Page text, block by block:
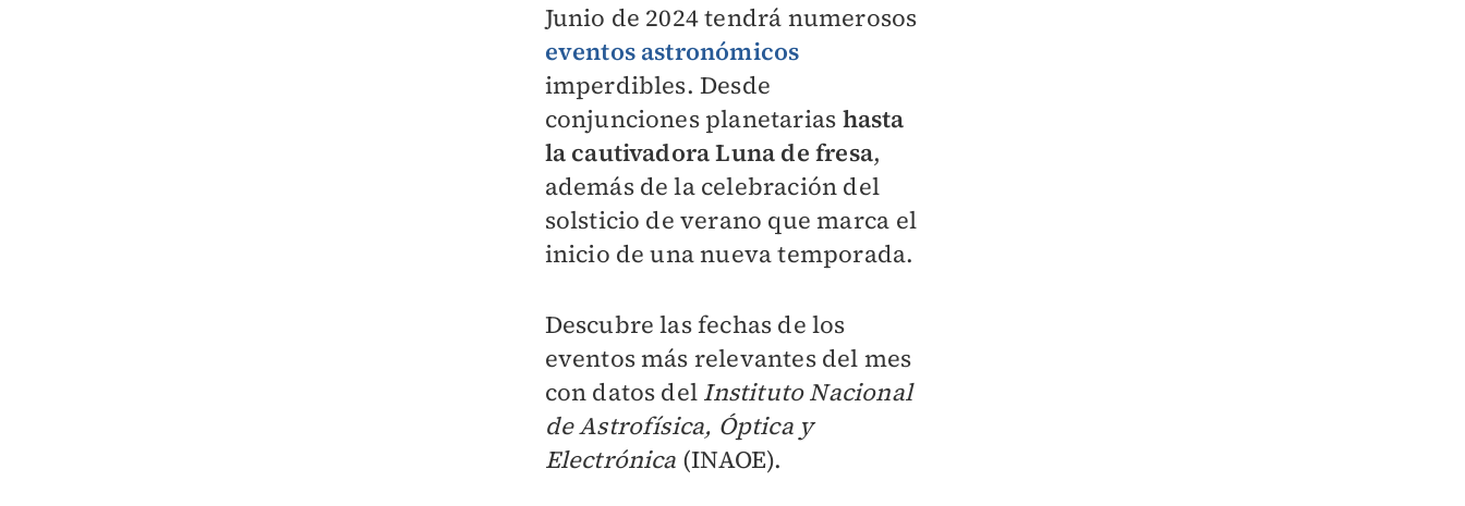
Junio de 2024 tendrá numerosos
eventos astronómicos
imperdibles. Desde
conjunciones planetarias hasta
la cautivadora Luna de fresa,
además de la celebración del
solsticio de verano que marca el
inicio de una nueva temporada.
Descubre las fechas de los
eventos más relevantes del mes
con datos del Instituto Nacional
de Astrofísica, Óptica y
Electrónica (INAOE).